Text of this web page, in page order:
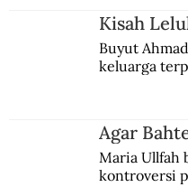
Kisah
Buyut
keluarga
Agar
Maria Ullfah
kontroversi